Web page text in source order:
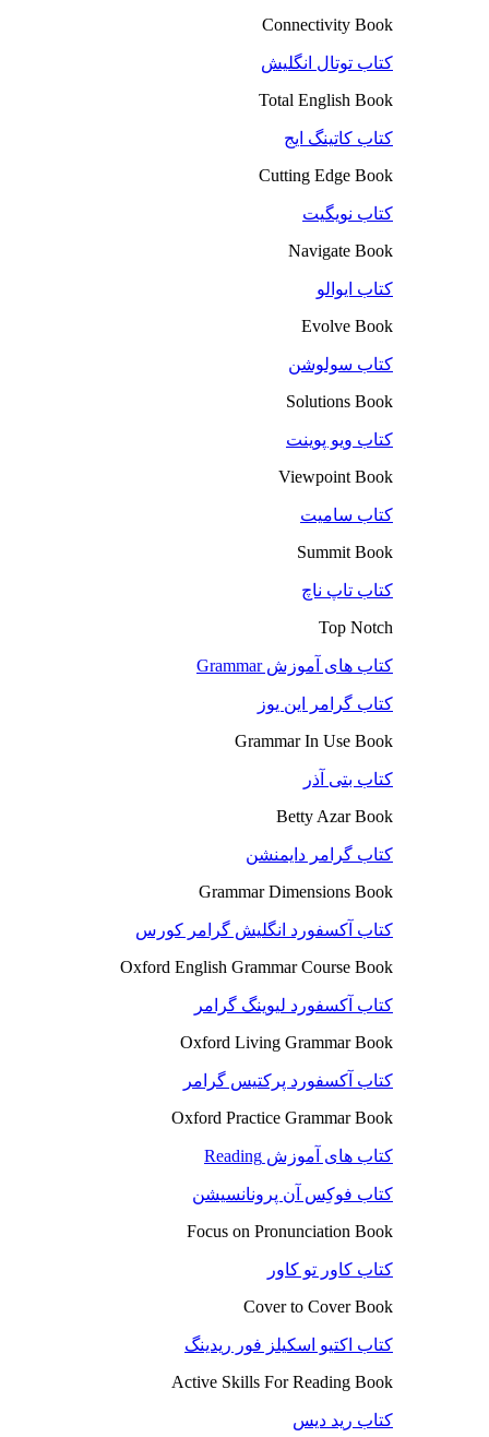
Connectivity Book
کتاب توتال انگلیش
Total English Book
کتاب کاتینگ ایج
Cutting Edge Book
کتاب نویگیت
Navigate Book
کتاب ایوالو
Evolve Book
کتاب سولوشن
Solutions Book
کتاب ویو پوینت
Viewpoint Book
کتاب سامیت
Summit Book
کتاب تاپ ناچ
Top Notch
کتاب های آموزش Grammar
کتاب گرامر این یوز
Grammar In Use Book
کتاب بتی آذر
Betty Azar Book
کتاب گرامر دایمنشن
Grammar Dimensions Book
کتاب آکسفورد انگلیش گرامر کورس
Oxford English Grammar Course Book
کتاب آکسفورد لیوینگ گرامر
Oxford Living Grammar Book
کتاب آکسفورد پرکتیس گرامر
Oxford Practice Grammar Book
کتاب های آموزش Reading
کتاب فوکِس آن پرونانسیشن
Focus on Pronunciation Book
کتاب کاور تو کاور
Cover to Cover Book
کتاب اکتیو اسکیلز فور ریدینگ
Active Skills For Reading Book
کتاب رید دیس